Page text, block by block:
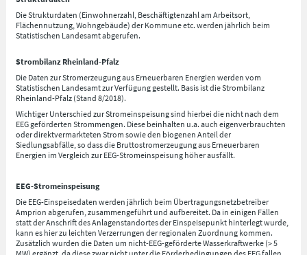
Die Strukturdaten (Einwohnerzahl, Beschäftigtenzahl am Arbeitsort,
Flächennutzung, Wohngebäude) der Kommune etc. werden jährlich beim
Statistischen Landesamt abgerufen.
Strombilanz Rheinland-Pfalz
Die Daten zur Stromerzeugung aus Erneuerbaren Energien werden vom
Statistischen Landesamt zur Verfügung gestellt. Basis ist die Strombilanz
Rheinland-Pfalz (Stand 8/2018).
Wichtiger Unterschied zur Stromeinspeisung sind hierbei die nicht nach dem
EEG geförderten Strommengen. Diese beinhalten u.a. auch eigenverbrauchten
oder direktvermarkteten Strom sowie den biogenen Anteil der
Siedlungsabfälle, so dass die Bruttostromerzeugung aus Erneuerbaren
Energien im Vergleich zur EEG-Stromeinspeisung höher ausfällt.
EEG-Stromeinspeisung
Die EEG-Einspeisedaten werden jährlich beim Übertragungsnetzbetreiber
Amprion abgerufen, zusammengeführt und aufbereitet. Da in einigen Fällen
statt der Anschrift des Anlagenstandortes der Einspeisepunkt hinterlegt wurde,
kann es hier zu leichten Verzerrungen der regionalen Zuordnung kommen.
Zusätzlich wurden die Daten um nicht-EEG-geförderte Wasserkraftwerke (> 5